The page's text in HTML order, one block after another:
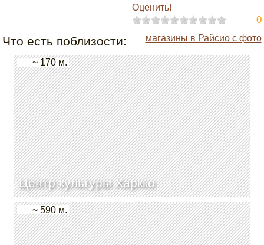
Оценить!
0
Что есть поблизости: магазины в Райсио с фото
Центр культуры Харкко
~ 170 м.
~ 590 м.